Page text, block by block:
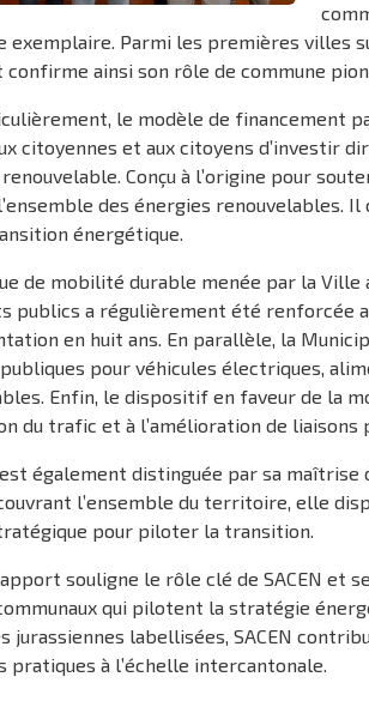
exemplaire. Parmi les premières villes
confirme ainsi son rôle de commune
le modèle de financement
citoyennes et aux citoyens d’investir
renouvelable. Conçu à l’origine pour
des énergies renouvelables.
énergétique.
de mobilité durable menée par la Ville
publics a régulièrement été renforcée
en huit ans. En parallèle, la
pour véhicules électriques,
Enfin, le dispositif en faveur de la
du trafic et à l’amélioration de liaisons
également distinguée par sa
l’ensemble du territoire, elle
pour piloter la transition.
souligne le rôle clé de SACEN et
qui pilotent la stratégie
jurassiennes labellisées, SACEN
pratiques à l’échelle intercantonale.